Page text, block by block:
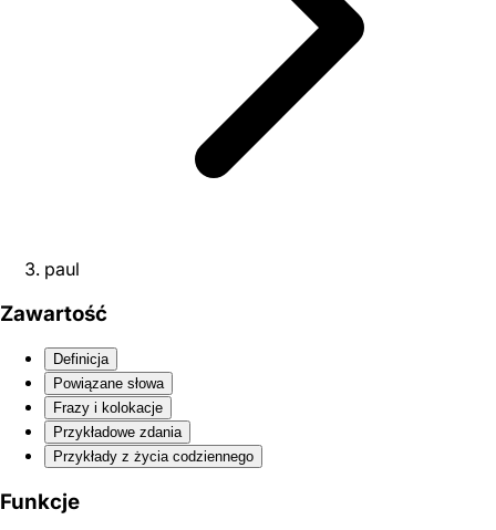
paul
Zawartość
Definicja
Powiązane słowa
Frazy i kolokacje
Przykładowe zdania
Przykłady z życia codziennego
Funkcje